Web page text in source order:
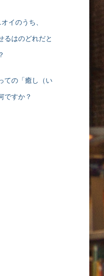
イのうち、
るはのどれだと
ての「癒し（い
ですか？